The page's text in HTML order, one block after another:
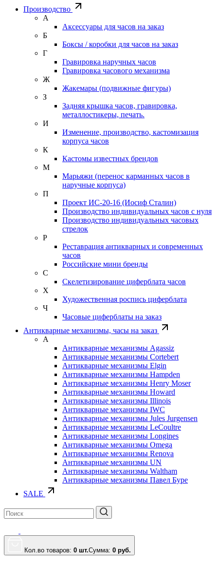
Производство
А
Аксессуары для часов на заказ
Б
Боксы / коробки для часов на заказ
Г
Гравировка наручных часов
Гравировка часового механизма
Ж
Жакемары (подвижные фигуры)
З
Задняя крышка часов, гравировка,
металлостикеры, печать.
И
Изменение, производство, кастомизация
корпуса часов
К
Кастомы известных брендов
М
Марьяжи (перенос карманных часов в
наручные корпуса)
П
Проект ИС-20-16 (Иосиф Сталин)
Производство индивидуальных часов с нуля
Производство индивидуальных часовых
стрелок
Р
Реставрация антикварных и современных
часов
Российские мини бренды
С
Скелетизирование циферблата часов
Х
Художественная роспись циферблата
Ч
Часовые циферблаты на заказ
Антикварные механизмы, часы на заказ
А
Антикварные механизмы Agassiz
Антикварные механизмы Cortebert
Антикварные механизмы Elgin
Антикварные механизмы Hampden
Антикварные механизмы Henry Moser
Антикварные механизмы Howard
Антикварные механизмы Illinois
Антикварные механизмы IWC
Антикварные механизмы Jules Jurgensen
Антикварные механизмы LeCoultre
Антикварные механизмы Longines
Антикварные механизмы Omega
Антикварные механизмы Renova
Антикварные механизмы UN
Антикварные механизмы Waltham
Антикварные механизмы Павел Буре
SALE
Кол.во товаров: 0 шт.Сумма: 0 руб.